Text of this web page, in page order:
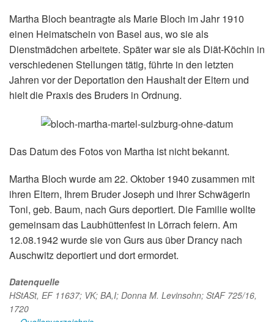
Martha Bloch beantragte als Marie Bloch im Jahr 1910
einen Heimatschein von Basel aus, wo sie als
Dienstmädchen arbeitete. Später war sie als Diät-Köchin in
verschiedenen Stellungen tätig, führte in den letzten
Jahren vor der Deportation den Haushalt der Eltern und
hielt die Praxis des Bruders in Ordnung.
Das Datum des Fotos von Martha ist nicht bekannt.
Martha Bloch wurde am 22. Oktober 1940 zusammen mit
ihren Eltern, Ihrem Bruder Joseph und ihrer Schwägerin
Toni, geb. Baum, nach Gurs deportiert. Die Familie wollte
gemeinsam das Laubhüttenfest in Lörrach feiern. Am
12.08.1942 wurde sie von Gurs aus über Drancy nach
Auschwitz deportiert und dort ermordet.
Datenquelle
HStASt, EF 11637; VK; BA,I; Donna M. Levinsohn; StAF 725/16,
1720